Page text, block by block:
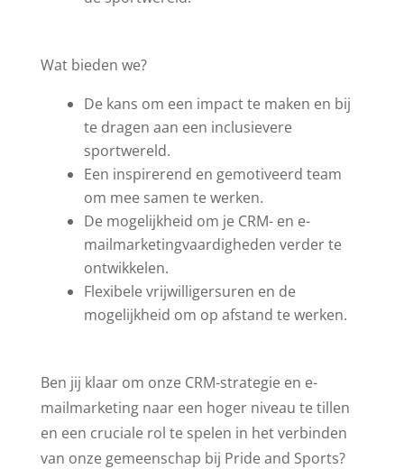
Wat bieden we?
De kans om een impact te maken en bij
te dragen aan een inclusievere
sportwereld.
Een inspirerend en gemotiveerd team
om mee samen te werken.
De mogelijkheid om je CRM- en e-
mailmarketingvaardigheden verder te
ontwikkelen.
Flexibele vrijwilligersuren en de
mogelijkheid om op afstand te werken.
Ben jij klaar om onze CRM-strategie en e-
mailmarketing naar een hoger niveau te tillen
en een cruciale rol te spelen in het verbinden
van onze gemeenschap bij Pride and Sports?